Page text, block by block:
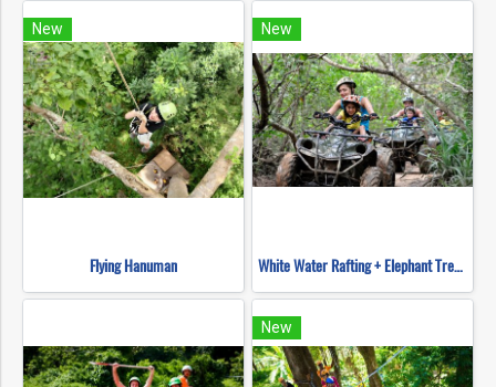
New
Flying Hanuman
New
White Water Rafting + Elephant Trekking + ATV
New